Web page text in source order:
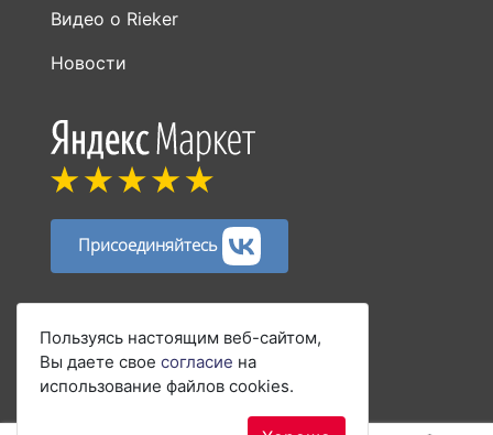
Видео о Rieker
Новости
Присоединяйтесь
Пользуясь настоящим веб-сайтом,
Вы даете свое согласие на
использование файлов cookies.